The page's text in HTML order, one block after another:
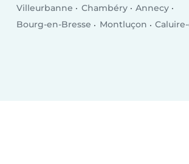
Villeurbanne
Chambéry
Annecy
Bourg-en-Bresse
Montluçon